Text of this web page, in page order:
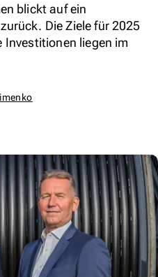
blickt auf ein
Die Ziele für 2025
liegen im